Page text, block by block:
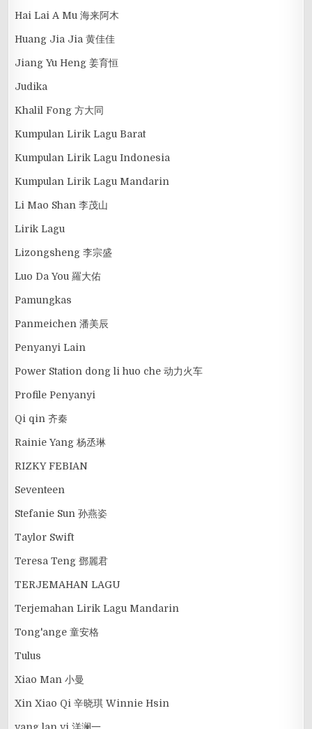
Hai Lai A Mu 海来阿木
Huang Jia Jia 黄佳佳
Jiang Yu Heng 姜育恒
Judika
Khalil Fong 方大同
Kumpulan Lirik Lagu Barat
Kumpulan Lirik Lagu Indonesia
Kumpulan Lirik Lagu Mandarin
Li Mao Shan 李茂山
Lirik Lagu
Lizongsheng 李宗盛
Luo Da You 羅大佑
Pamungkas
Panmeichen 潘美辰
Penyanyi Lain
Power Station dong li huo che 动力火车
Profile Penyanyi
Qi qin 齐秦
Rainie Yang 杨丞琳
RIZKY FEBIAN
Seventeen
Stefanie Sun 孙燕姿
Taylor Swift
Teresa Teng 鄧麗君
TERJEMAHAN LAGU
Terjemahan Lirik Lagu Mandarin
Tong'ange 童安格
Tulus
Xiao Man 小曼
Xin Xiao Qi 辛晓琪 Winnie Hsin